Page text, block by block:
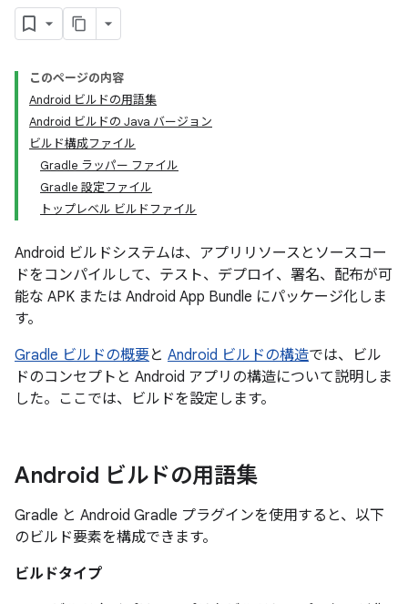
このページの内容
Android ビルドの用語集
Android ビルドの Java バージョン
ビルド構成ファイル
Gradle ラッパー ファイル
Gradle 設定ファイル
トップレベル ビルドファイル
Android ビルドシステムは、アプリリソースとソースコー
ドをコンパイルして、テスト、デプロイ、署名、配布が可
能な APK または Android App Bundle にパッケージ化しま
す。
Gradle ビルドの概要と Android ビルドの構造では、ビル
ドのコンセプトと Android アプリの構造について説明しま
した。ここでは、ビルドを設定します。
Android ビルドの用語集
Gradle と Android Gradle プラグインを使用すると、以下
のビルド要素を構成できます。
ビルドタイプ